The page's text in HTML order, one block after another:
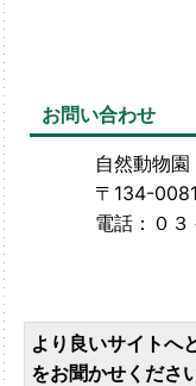
お問い合わせ
自然動物園
〒134-
電話：０３
より良いサイトへ
をお聞かせくださ